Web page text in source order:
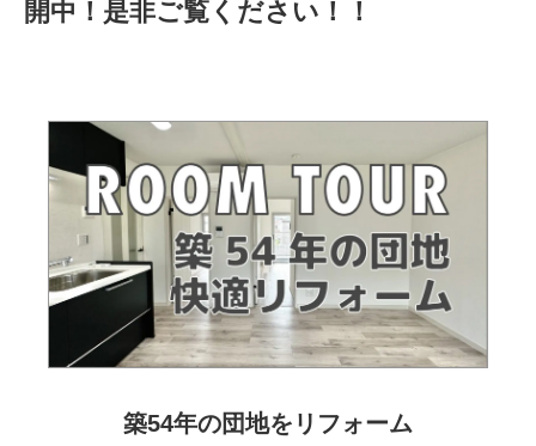
開中！是非ご覧ください！！
築54年の団地をリフォーム